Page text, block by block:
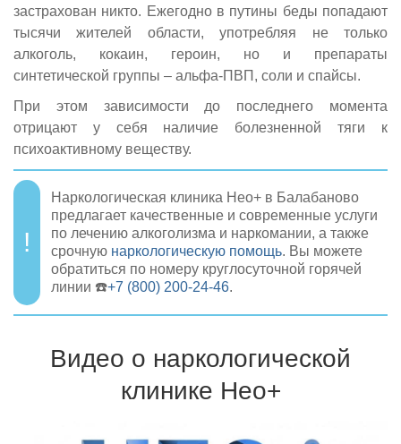
застрахован никто. Ежегодно в путины беды попадают
тысячи жителей области, употребляя не только
алкоголь, кокаин, героин, но и препараты
синтетической группы – альфа-ПВП, соли и спайсы.
При этом зависимости до последнего момента
отрицают у себя наличие болезненной тяги к
психоактивному веществу.
Наркологическая клиника Нео+ в Балабаново
предлагает качественные и современные услуги
по лечению алкоголизма и наркомании, а также
срочную наркологическую помощь. Вы можете
обратиться по номеру круглосуточной горячей
линии ☎️+7 (800) 200-24-46.
Видео о наркологической
клинике Нео+